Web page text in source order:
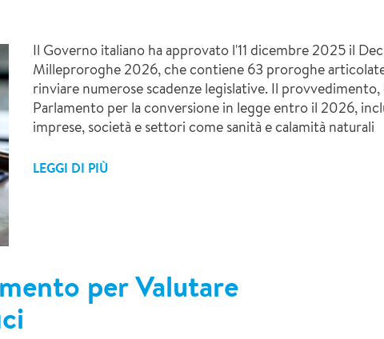
Il Governo italiano ha approvato l'11 dicembre 2025 il
Milleproroghe 2026, che contiene 63 proroghe
rinviare numerose scadenze legislative. Il provvedimento,
Parlamento per la conversione in legge entro il 2026,
imprese, società e settori come sanità e calamità naturali
LEGGI DI PIÙ
per Valutare